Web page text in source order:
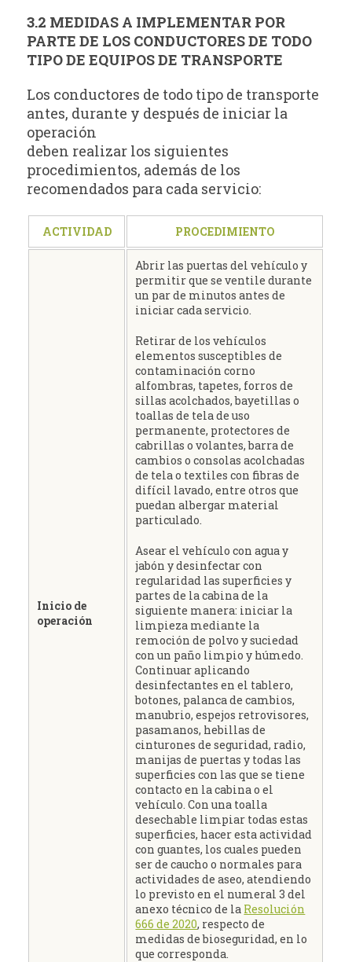
3.2 MEDIDAS A IMPLEMENTAR POR
PARTE DE LOS CONDUCTORES DE TODO
TIPO DE EQUIPOS DE TRANSPORTE
Los conductores de todo tipo de transporte
antes, durante y después de iniciar la
operación
deben realizar los siguientes
procedimientos, además de los
recomendados para cada servicio:
ACTIVIDAD PROCEDIMIENTO
Inicio de
operación
Abrir las puertas del vehículo y
permitir que se ventile durante
un par de minutos antes de
iniciar cada servicio.
Retirar de los vehículos
elementos susceptibles de
contaminación corno
alfombras, tapetes, forros de
sillas acolchados, bayetillas o
toallas de tela de uso
permanente, protectores de
cabrillas o volantes, barra de
cambios o consolas acolchadas
de tela o textiles con fibras de
difícil lavado, entre otros que
puedan albergar material
particulado.
Asear el vehículo con agua y
jabón y desinfectar con
regularidad las superficies y
partes de la cabina de la
siguiente manera: iniciar la
limpieza mediante la
remoción de polvo y suciedad
con un paño limpio y húmedo.
Continuar aplicando
desinfectantes en el tablero,
botones, palanca de cambios,
manubrio, espejos retrovisores,
pasamanos, hebillas de
cinturones de seguridad, radio,
manijas de puertas y todas las
superficies con las que se tiene
contacto en la cabina o el
vehículo. Con una toalla
desechable limpiar todas estas
superficies, hacer esta actividad
con guantes, los cuales pueden
ser de caucho o normales para
actividades de aseo, atendiendo
lo previsto en el numeral 3 del
anexo técnico de la Resolución
666 de 2020, respecto de
medidas de bioseguridad, en lo
que corresponda.